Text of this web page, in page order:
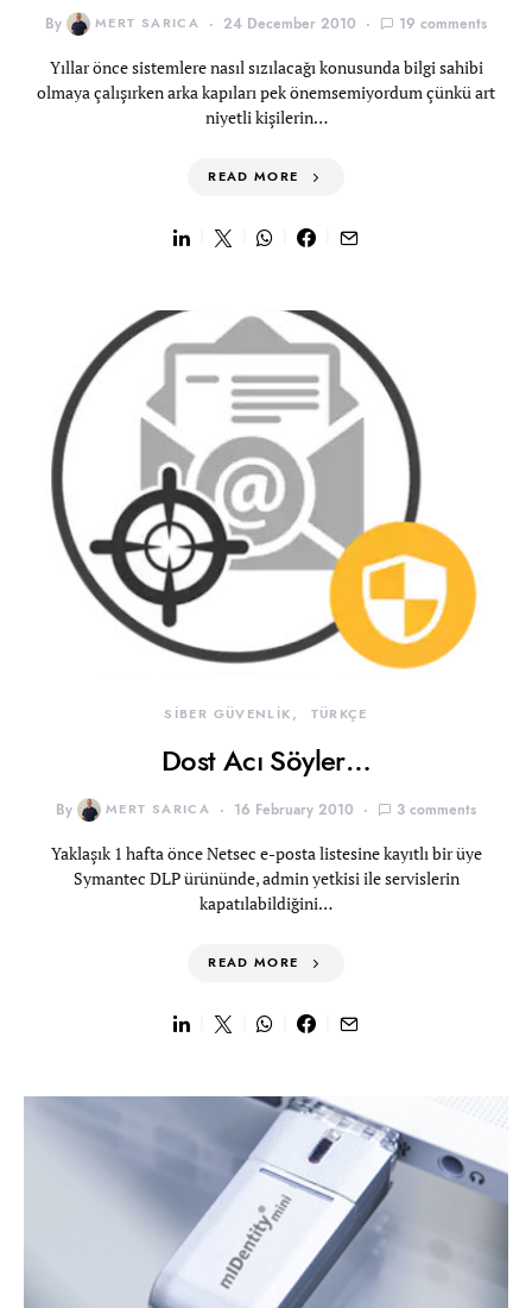
By MERT SARICA 24 December 2010 19 comments
Yıllar önce sistemlere nasıl sızılacağı konusunda bilgi sahibi
olmaya çalışırken arka kapıları pek önemsemiyordum çünkü art
niyetli kişilerin…
READ MORE
SİBER GÜVENLİK TÜRKÇE
Dost Acı Söyler…
By MERT SARICA 16 February 2010 3 comments
Yaklaşık 1 hafta önce Netsec e-posta listesine kayıtlı bir üye
Symantec DLP ürününde, admin yetkisi ile servislerin
kapatılabildiğini…
READ MORE